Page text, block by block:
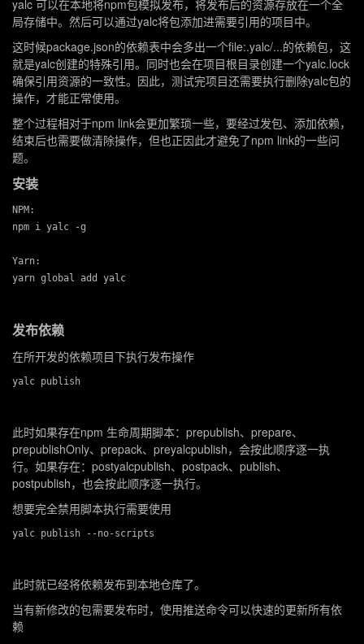
yalc 可以在本地将npm包模拟发布，将发布后的资源存放在一个全
局存储中。然后可以通过yalc将包添加进需要引用的项目中。
这时候package.json的依赖表中会多出一个file:.yalc/...的依赖包，这
就是yalc创建的特殊引用。同时也会在项目根目录创建一个yalc.lock
确保引用资源的一致性。因此，测试完项目还需要执行删除yalc包的
操作，才能正常使用。
整个过程相对于npm link会更加繁琐一些，要经过发包、添加依赖，
结束后也需要做清除操作，但也正因此才避免了npm link的一些问
题。
安装
NPM:
npm i yalc -g
Yarn:
发布依赖
在所开发的依赖项目下执行发布操作
此时如果存在npm 生命周期脚本： prepublish、 prepare、
prepublishOnly、 prepack、 preyalcpublish，会按此顺序逐一执
行。如果存在： postyalcpublish、 postpack、 publish、
postpublish，也会按此顺序逐一执行。
想要完全禁用脚本执行需要使用
此时就已经将依赖发布到本地仓库了。
当有新修改的包需要发布时，使用推送命令可以快速的更新所有依
赖